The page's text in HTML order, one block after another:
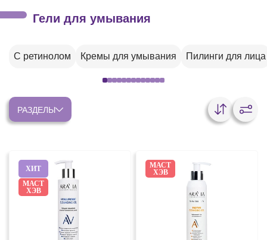
Гели для умывания
С ретинолом Кремы для умывания Пилинги для лица
РАЗДЕЛЫ
ХИТ
МАСТ
ХЭВ
МАСТ
ХЭВ